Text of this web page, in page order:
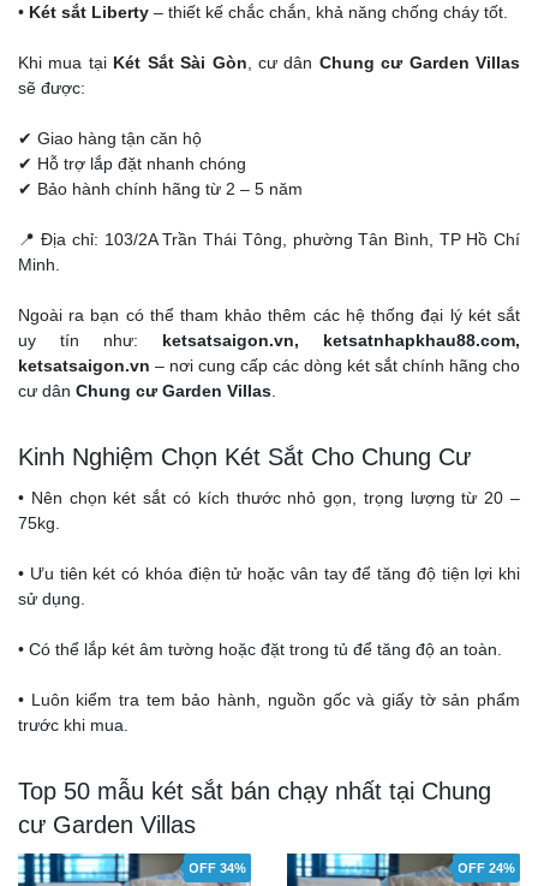
• Két sắt Liberty – thiết kế chắc chắn, khả năng chống cháy tốt.
Khi mua tại Két Sắt Sài Gòn , cư dân Chung cư Garden Villas
sẽ được:
✔ Giao hàng tận căn hộ
✔ Hỗ trợ lắp đặt nhanh chóng
✔ Bảo hành chính hãng từ 2 – 5 năm
📍 Địa chỉ: 103/2A Trần Thái Tông, phường Tân Bình, TP Hồ Chí
Minh.
Ngoài ra bạn có thể tham khảo thêm các hệ thống đại lý két sắt
uy tín như: ketsatsaigon.vn, ketsatnhapkhau88.com,
ketsatsaigon.vn – nơi cung cấp các dòng két sắt chính hãng cho
cư dân Chung cư Garden Villas
Kinh Nghiệm Chọn Két Sắt Cho Chung Cư
• Nên chọn két sắt có kích thước nhỏ gọn, trọng lượng từ 20 –
75kg.
• Ưu tiên két có khóa điện tử hoặc vân tay để tăng độ tiện lợi khi
sử dụng.
• Có thể lắp két âm tường hoặc đặt trong tủ để tăng độ an toàn.
• Luôn kiểm tra tem bảo hành, nguồn gốc và giấy tờ sản phẩm
trước khi mua.
Top 50 mẫu két sắt bán chạy nhất tại Chung
cư Garden Villas
OFF 34% OFF 24%